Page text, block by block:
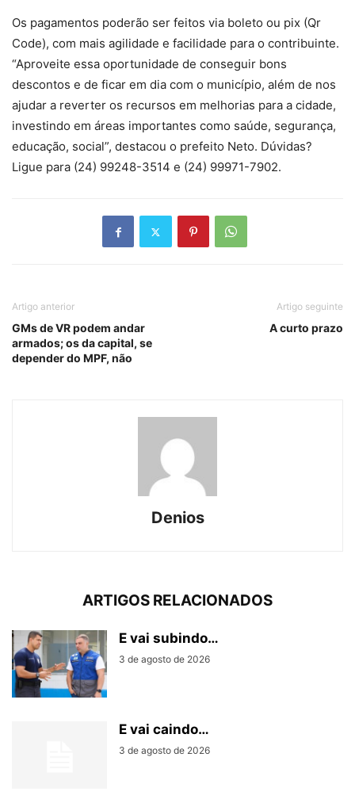
Os pagamentos poderão ser feitos via boleto ou pix (Qr
Code), com mais agilidade e facilidade para o contribuinte.
“Aproveite essa oportunidade de conseguir bons
descontos e de ficar em dia com o município, além de nos
ajudar a reverter os recursos em melhorias para a cidade,
investindo em áreas importantes como saúde, segurança,
educação, social”, destacou o prefeito Neto. Dúvidas?
Ligue para (24) 99248-3514 e (24) 99971-7902.
Artigo anterior
GMs de VR podem andar
armados; os da capital, se
depender do MPF, não
Artigo seguinte
A curto prazo
Denios
ARTIGOS RELACIONADOS
E vai subindo…
3 de agosto de 2026
E vai caindo…
3 de agosto de 2026